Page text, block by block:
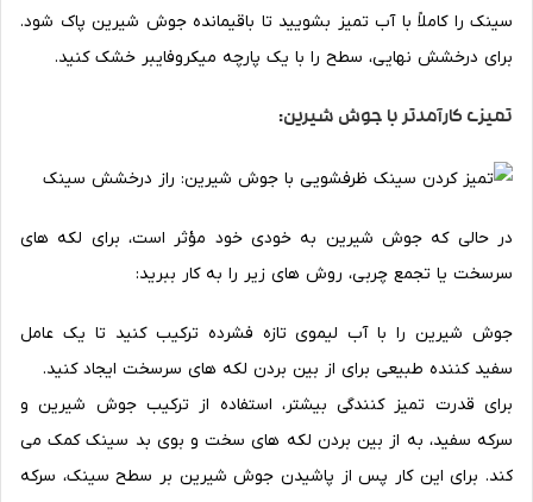
سینک را کاملاً با آب تمیز بشویید تا باقیمانده جوش شیرین پاک شود.
برای درخشش نهایی، سطح را با یک پارچه میکروفایبر خشک کنید.
تمیزی کارآمدتر با جوش شیرین:
در حالی که جوش شیرین به خودی خود مؤثر است، برای لکه های
سرسخت یا تجمع چربی، روش های زیر را به کار ببرید:
جوش شیرین را با آب لیموی تازه فشرده ترکیب کنید تا یک عامل
سفید کننده طبیعی برای از بین بردن لکه های سرسخت ایجاد کنید.
برای قدرت تمیز کنندگی بیشتر، استفاده از ترکیب جوش شیرین و
سرکه سفید، به از بین بردن لکه های سخت و بوی بد سینک کمک می
کند. برای این کار پس از پاشیدن جوش شیرین بر سطح سینک، سرکه